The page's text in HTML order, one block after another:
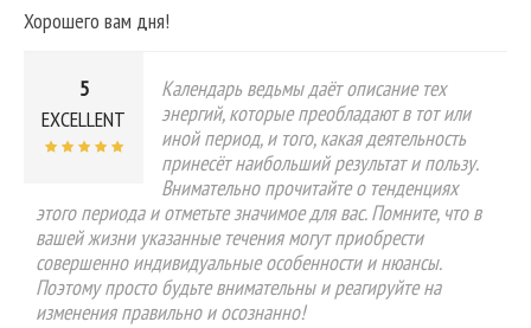
Хорошего вам дня!
5
EXCELLENT
Календарь ведьмы даёт описание тех
энергий, которые преобладают в тот или
иной период, и того, какая деятельность
принесёт наибольший результат и пользу.
Внимательно прочитайте о тенденциях
этого периода и отметьте значимое для вас. Помните, что в
вашей жизни указанные течения могут приобрести
совершенно индивидуальные особенности и нюансы.
Поэтому просто будьте внимательны и реагируйте на
изменения правильно и осознанно!